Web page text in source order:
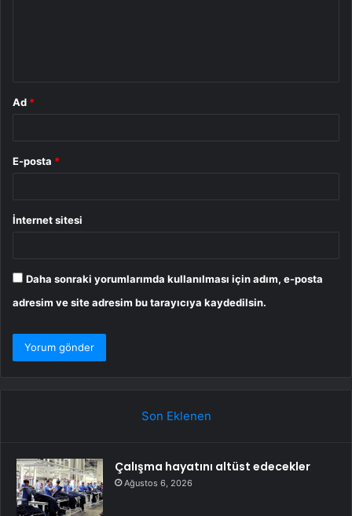
Ad *
E-posta *
İnternet sitesi
Daha sonraki yorumlarımda kullanılması için adım, e-posta
adresim ve site adresim bu tarayıcıya kaydedilsin.
Son Eklenen
Çalışma hayatını altüst edecekler
Ağustos 6, 2026